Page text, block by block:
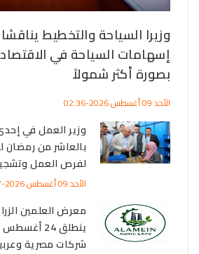
وزيرا السياحة والتخطيط
إسهامات السياحة في
بصورة أكثر شمولاً
الأحد 09 أغسطس 2026-02:36
وزير العمل في
بالعاشر من رمضان
لفرص العمل
الأحد 09 أغسطس 2026-02:27
ينطلق 24
شركات مصرية